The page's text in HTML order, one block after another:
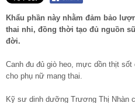
Khẩu phần này nhằm đảm bảo
thai nhi, đồng thời tạo đủ nguồn
đời.
Canh đu đủ giò heo, mực dồn thịt
cho phụ nữ mang thai.
Kỹ sư dinh dưỡng Trương Thị Nhàn